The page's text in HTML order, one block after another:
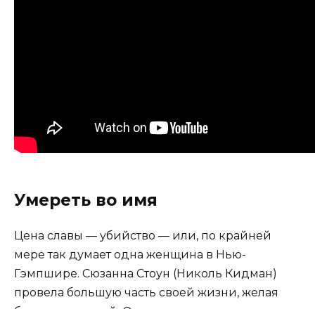
Умереть во имя
Цена славы — убийство — или, по крайней
мере так думает одна женщина в Нью-
Гэмпшире. Сюзанна Стоун (Николь Кидман)
провела большую часть своей жизни, желая